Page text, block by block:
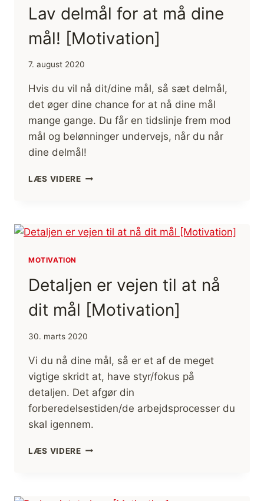
Lav delmål for at må dine
mål! [Motivation]
7. august 2020
Hvis du vil nå dit/dine mål, så sæt delmål,
det øger dine chance for at nå dine mål
mange gange. Du får en tidslinje frem mod
mål og belønninger undervejs, når du når
dine delmål!
LÆS VIDERELAV
MÅ
DINE
MOTIVATION
Detaljen er vejen til at nå
dit mål [Motivation]
30. marts 2020
Vi du nå dine mål, så er et af de meget
vigtige skridt at, have styr/fokus på
detaljen. Det afgør din
forberedelsestiden/de arbejdsprocesser du
skal igennem.
LÆS VIDEREDETALJEN